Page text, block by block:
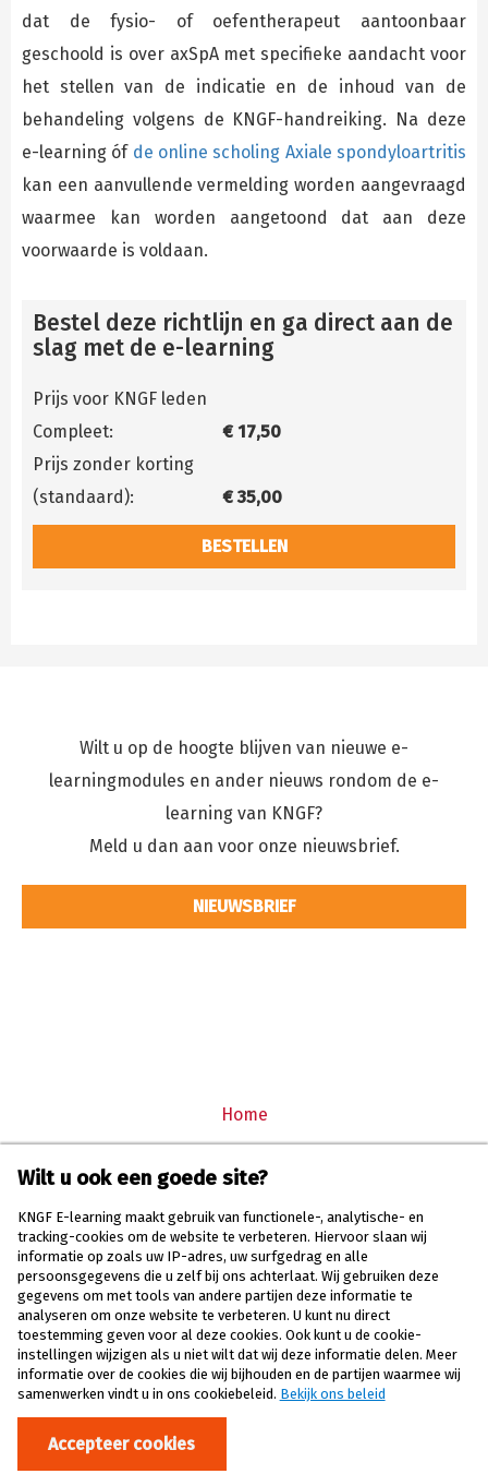
dat de fysio- of oefentherapeut aantoonbaar
geschoold is over axSpA met specifieke aandacht voor
het stellen van de indicatie en de inhoud van de
behandeling volgens de KNGF-handreiking. Na deze
e-learning óf de online scholing Axiale spondyloartritis
kan een aanvullende vermelding worden aangevraagd
waarmee kan worden aangetoond dat aan deze
voorwaarde is voldaan.
Bestel deze richtlijn en ga direct aan de
slag met de e-learning
Prijs voor KNGF leden
Compleet:
€ 17,50
Prijs zonder korting
(standaard):
€ 35,00
BESTELLEN
Wilt u op de hoogte blijven van nieuwe e-
learningmodules en ander nieuws rondom de e-
learning van KNGF?
Meld u dan aan voor onze nieuwsbrief.
NIEUWSBRIEF
Home
Inloggen
Mijn dossier
Contact
Privacy
Ontwikkeld in samenwerking met
Wilt u ook een goede site?
KNGF E-learning maakt gebruik van functionele-, analytische- en
tracking-cookies om de website te verbeteren. Hiervoor slaan wij
informatie op zoals uw IP-adres, uw surfgedrag en alle
persoonsgegevens die u zelf bij ons achterlaat. Wij gebruiken deze
gegevens om met tools van andere partijen deze informatie te
analyseren om onze website te verbeteren. U kunt nu direct
toestemming geven voor al deze cookies. Ook kunt u de cookie-
instellingen wijzigen als u niet wilt dat wij deze informatie delen. Meer
informatie over de cookies die wij bijhouden en de partijen waarmee wij
samenwerken vindt u in ons cookiebeleid. Bekijk ons beleid
Accepteer cookies